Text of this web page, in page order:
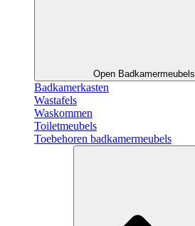
Open Badkamermeubels
Badkamerkasten
Wastafels
Waskommen
Toiletmeubels
Toebehoren badkamermeubels